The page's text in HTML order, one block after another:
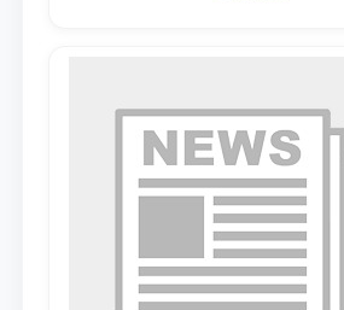
специальной стипендии имени
Хадичи Сулеймановой.